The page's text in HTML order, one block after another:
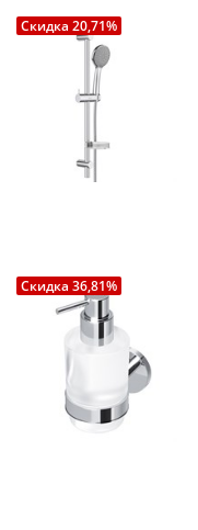
Скидка 20,71%
Скидка 36,81%